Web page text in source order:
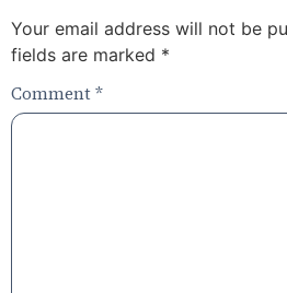
Your email address will not be
fields are marked *
Comment*